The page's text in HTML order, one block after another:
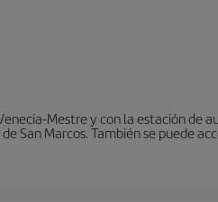
Mestre y con la estación de
San Marcos. También se puede